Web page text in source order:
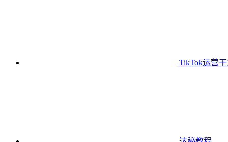
TikTok运营